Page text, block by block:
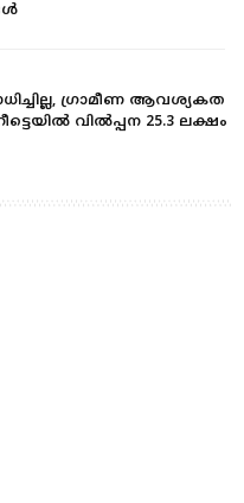
ഗ്രാമീണ ആവശ്യകത
വില്‍പ്പന 25.3 ലക്ഷം